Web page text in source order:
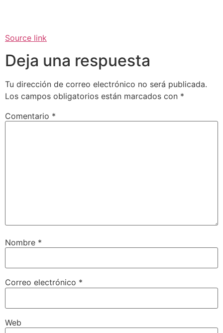
Source link
Deja una respuesta
Tu dirección de correo electrónico no será publicada.
Los campos obligatorios están marcados con *
Comentario *
Nombre *
Correo electrónico *
Web